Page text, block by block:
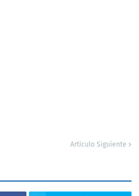
Artículo Siguiente